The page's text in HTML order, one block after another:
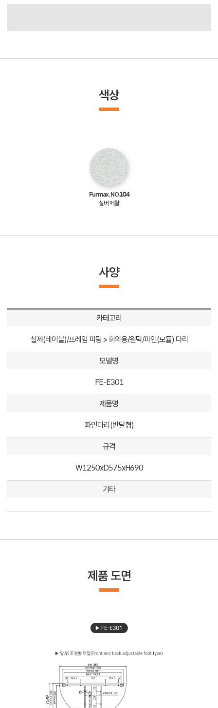
색상
Furmax. NO.104
실버 메탈
사양
카테고리
철제(테이블)/프레임 피팅 > 회의용/원탁/파인(모듈) 다리
모델명
FE-E301
제품명
파인다리(반달형)
규격
W1250xD575xH690
기타
제품 도면